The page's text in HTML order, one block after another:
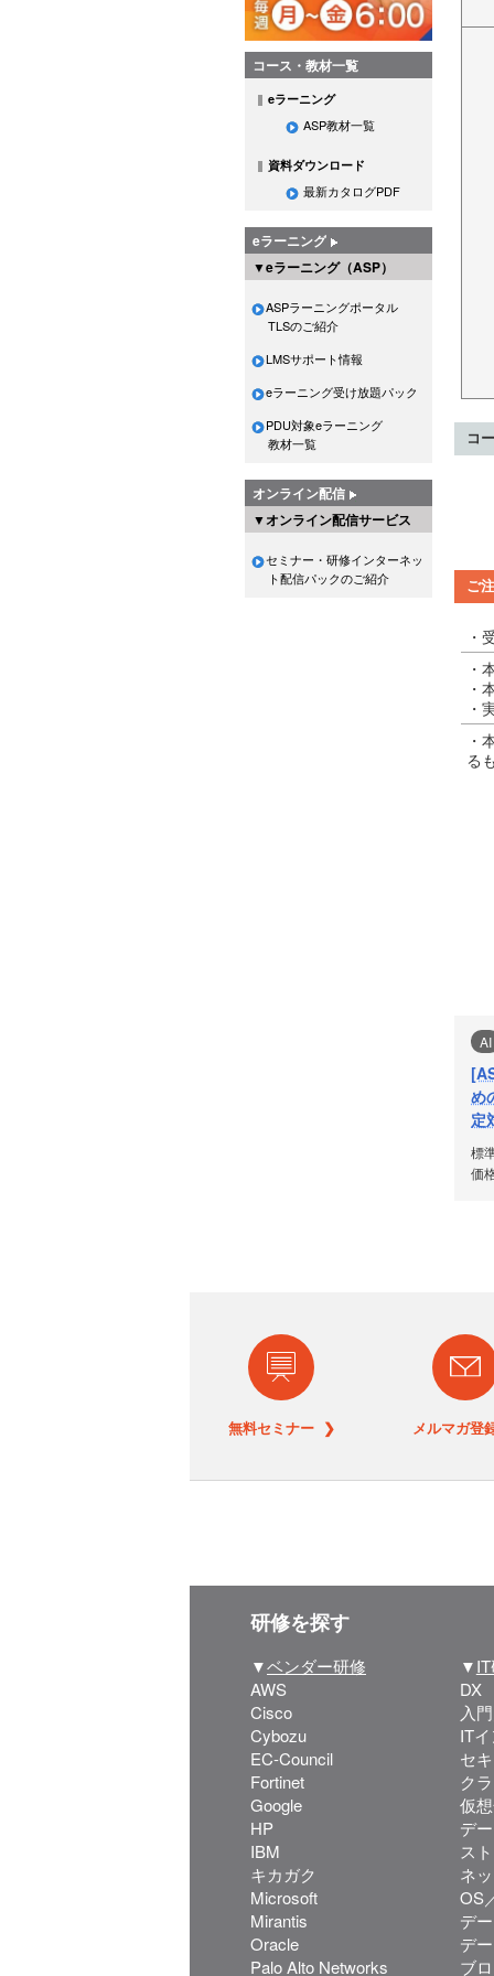
コース・教材一覧
eラーニング
ASP教材一覧
資料ダウンロード
最新カタログPDF
eラーニング
▼eラーニング（ASP）
ASPラーニングポータル
TLSのご紹介
LMSサポート情報
eラーニング受け放題パック
PDU対象eラーニング
教材一覧
オンライン配信
▼オンライン配信サービス
セミナー・研修インターネッ
ト配信パックのご紹介
コ
ご
・
・
・
・
・
る
AI
め
定
標
価
無料セミナー ❯ メルマガ
研修を探す
▼ベンダー研修
AWS
Cisco
Cybozu
EC-Council
Fortinet
Google
HP
IBM
キカガク
Microsoft
Mirantis
Oracle
Palo Alto Networks
▼
DX
入
IT
セ
ク
仮
デ
ス
ネ
OS
デ
デ
ブ